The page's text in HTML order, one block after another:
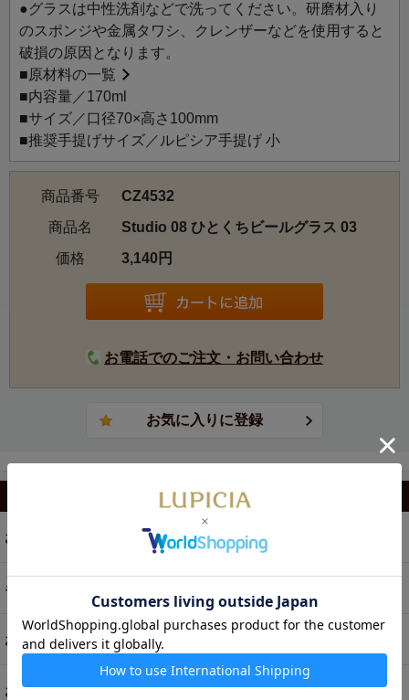
●グラスは中性洗剤などで洗ってください。研磨材入り
のスポンジや金属タワシ、クレンザーなどを使用すると
破損の原因となります。
■原材料の一覧
■内容量／170ml
■サイズ／口径70×高さ100mm
■推奨手提げサイズ／ルピシア手提げ 小
商品番号
CZ4532
商品名
Studio 08 ひとくちビールグラス 03
価格
3,140円
お電話でのご注文・お問い合わせ
お茶
ギフト
お菓子・食品・飲料
お買い得商品